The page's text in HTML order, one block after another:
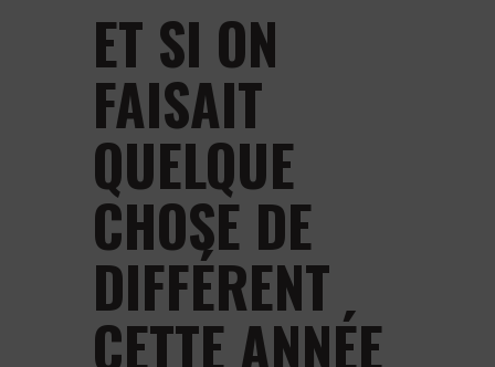
ET SI ON
FAISAIT
QUELQUE
CHOSE DE
DIFFÉRENT
CETTE ANNÉE